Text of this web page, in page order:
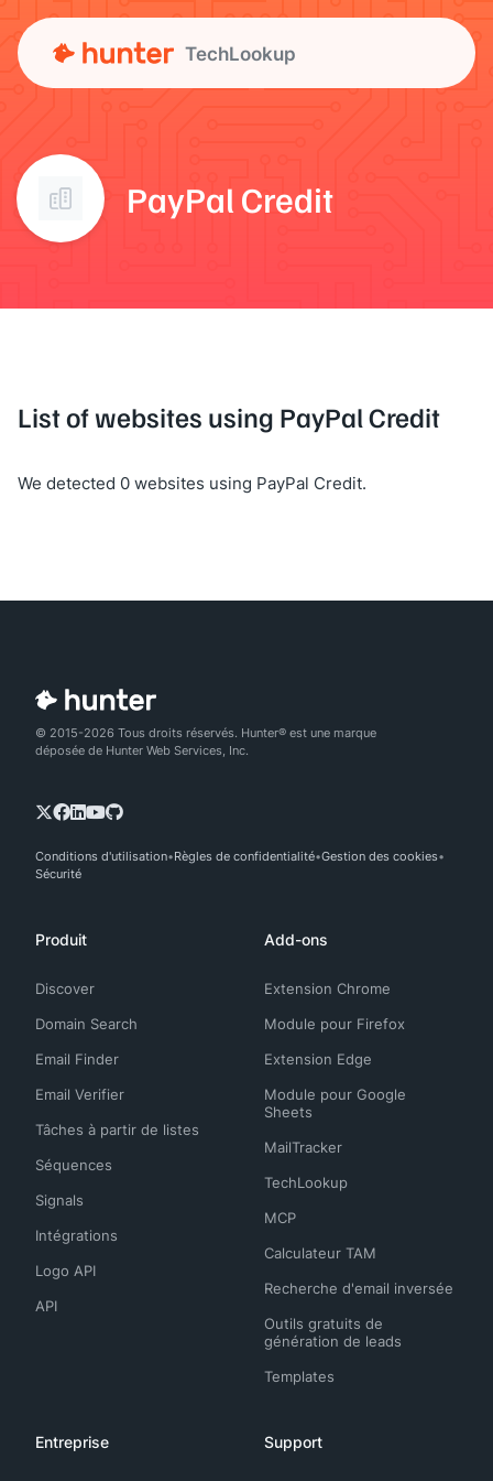
TechLookup
PayPal Credit
List of websites using PayPal Credit
We detected 0 websites using PayPal Credit.
© 2015-2026 Tous droits réservés. Hunter® est une marque
déposée de Hunter Web Services, Inc.
Conditions d'utilisation Règles de confidentialité Gestion des cookies
Sécurité
Produit
Discover
Domain Search
Email Finder
Email Verifier
Tâches à partir de listes
Séquences
Signals
Intégrations
Logo API
API
Add-ons
Extension Chrome
Module pour Firefox
Extension Edge
Module pour Google
Sheets
MailTracker
TechLookup
MCP
Calculateur TAM
Recherche d'email inversée
Outils gratuits de
génération de leads
Templates
Entreprise Support